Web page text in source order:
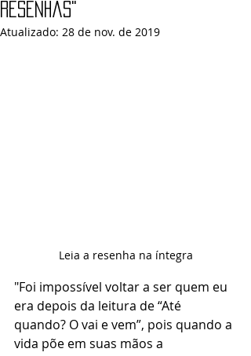
Resenhas"
Atualizado: 28 de nov. de 2019
Leia a resenha na íntegra
"Foi impossível voltar a ser quem eu
era depois da leitura de “Até
quando? O vai e vem”, pois quando a
vida põe em suas mãos a